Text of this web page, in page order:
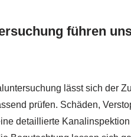
führen
lässt sich der
prüfen. Schäden,
detaillierte